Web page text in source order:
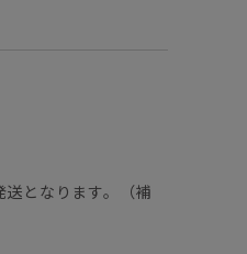
となります。（補